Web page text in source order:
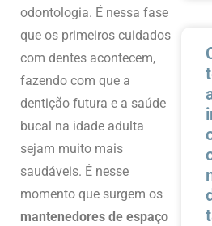
odontologia. É nessa fase
que os primeiros cuidados
com dentes acontecem,
fazendo com que a
dentição futura e a saúde
bucal na idade adulta
sejam muito mais
saudáveis. É nesse
momento que surgem os
mantenedores de espaço